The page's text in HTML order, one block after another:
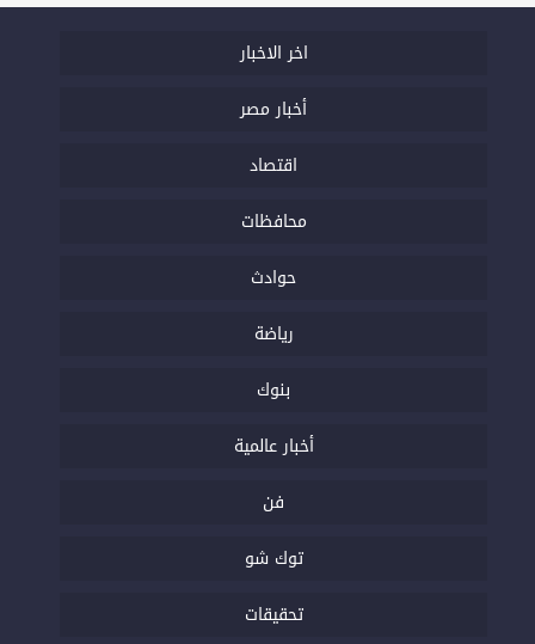
اخر الاخبار
أخبار مصر
اقتصاد
محافظات
حوادث
رياضة
بنوك
أخبار عالمية
فن
توك شو
تحقيقات